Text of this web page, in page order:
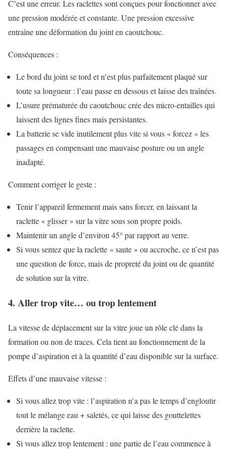
C’est une erreur. Les raclettes sont conçues pour fonctionner avec
une pression modérée et constante. Une pression excessive
entraîne une déformation du joint en caoutchouc.
Conséquences :
Le bord du joint se tord et n’est plus parfaitement plaqué sur
toute sa longueur : l’eau passe en dessous et laisse des traînées.
L’usure prématurée du caoutchouc crée des micro-entailles qui
laissent des lignes fines mais persistantes.
La batterie se vide inutilement plus vite si vous « forcez » les
passages en compensant une mauvaise posture ou un angle
inadapté.
Comment corriger le geste :
Tenir l’appareil fermement mais sans forcer, en laissant la
raclette « glisser » sur la vitre sous son propre poids.
Maintenir un angle d’environ 45° par rapport au verre.
Si vous sentez que la raclette « saute » ou accroche, ce n’est pas
une question de force, mais de propreté du joint ou de quantité
de solution sur la vitre.
4. Aller trop vite… ou trop lentement
La vitesse de déplacement sur la vitre joue un rôle clé dans la
formation ou non de traces. Cela tient au fonctionnement de la
pompe d’aspiration et à la quantité d’eau disponible sur la surface.
Effets d’une mauvaise vitesse :
Si vous allez trop vite : l’aspiration n’a pas le temps d’engloutir
tout le mélange eau + saletés, ce qui laisse des gouttelettes
derrière la raclette.
Si vous allez trop lentement : une partie de l’eau commence à